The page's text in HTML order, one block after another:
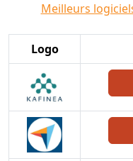
Meilleurs
Logo